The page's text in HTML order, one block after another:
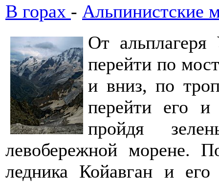
В горах - Альпинистские
От альплагеря
перейти по
и вниз, по
перейти его и
пройдя
левобережной морене.
ледника Койавган и